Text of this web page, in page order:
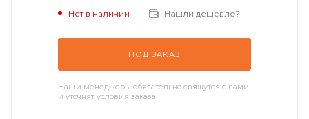
Нет в наличии Нашли дешевле?
ПОД ЗАКАЗ
Наши менеджеры обязательно свяжутся с вами
и уточнят условия заказа